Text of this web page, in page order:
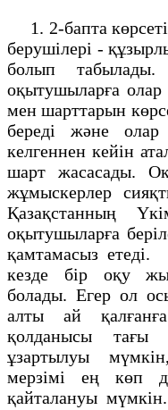
1. 2-бапта
берушiлерi -
болып
оқытушыларға
мен шарттарын
бередi және олар
келгеннен кейiн
шарт жасасады.
жұмыскерлер
Қазақстанның
оқытушыларға
қамтамасыз
кезде бiр оқу
болады. Егер ол
алты ай
қолданысы
ұзартылуы
мерзiмi ең көп
қайталануы